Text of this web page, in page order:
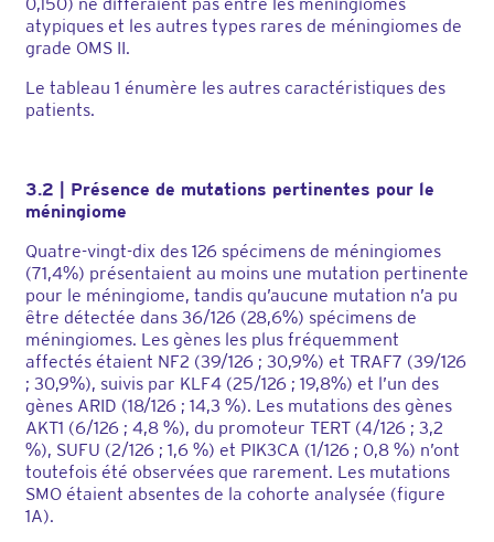
atypiques et les autres types rares de méningiomes de
grade OMS II.
Le tableau 1 énumère les autres caractéristiques des
patients.
3.2 | Présence de mutations pertinentes pour le
méningiome
Quatre-vingt-dix des 126 spécimens de méningiomes
(71,4%) présentaient au moins une mutation pertinente
pour le méningiome, tandis qu’aucune mutation n’a pu
être détectée dans 36/126 (28,6%) spécimens de
méningiomes. Les gènes les plus fréquemment
affectés étaient NF2 (39/126 ; 30,9%) et TRAF7 (39/126
; 30,9%), suivis par KLF4 (25/126 ; 19,8%) et l’un des
gènes ARID (18/126 ; 14,3 %). Les mutations des gènes
AKT1 (6/126 ; 4,8 %), du promoteur TERT (4/126 ; 3,2
%), SUFU (2/126 ; 1,6 %) et PIK3CA (1/126 ; 0,8 %) n’ont
toutefois été observées que rarement. Les mutations
SMO étaient absentes de la cohorte analysée (figure
1A).